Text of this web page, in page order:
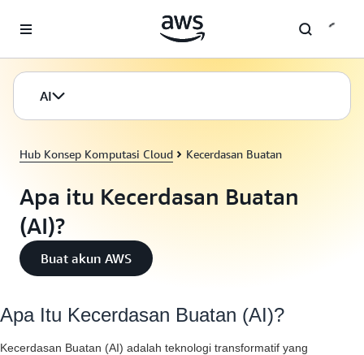
AI
Hub Konsep Komputasi Cloud Kecerdasan Buatan
Apa itu Kecerdasan Buatan
(AI)?
Buat akun AWS
Apa Itu Kecerdasan Buatan (AI)?
Kecerdasan Buatan (AI) adalah teknologi transformatif yang